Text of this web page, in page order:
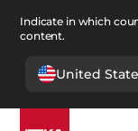
Indicate in which
content.
United